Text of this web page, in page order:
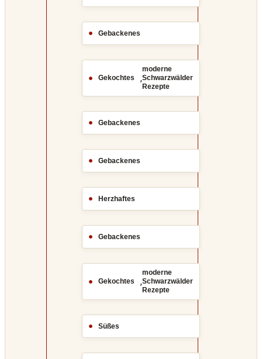
Gebackenes
Gekochtes ,
moderne
Schwarzwälder
Rezepte
Gebackenes
Gebackenes
Herzhaftes
Gebackenes
Gekochtes ,
moderne
Schwarzwälder
Rezepte
Süßes